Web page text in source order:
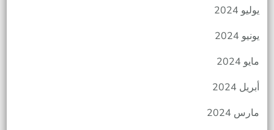
يوليو 2024
يونيو 2024
مايو 2024
أبريل 2024
مارس 2024